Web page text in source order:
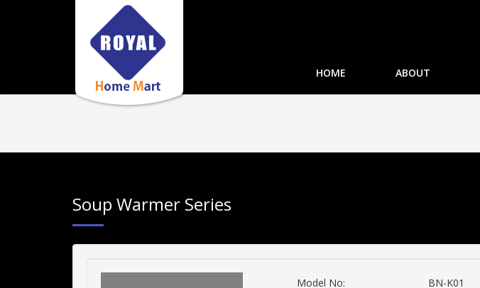
HOME ABOUT
Soup Warmer Series
Model No:
BN-K01